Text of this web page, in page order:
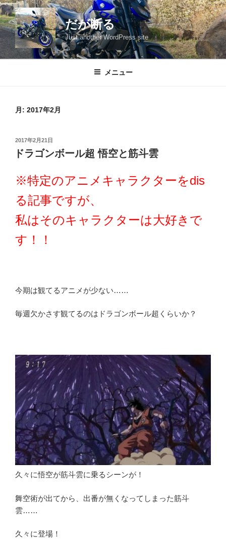
コ
ン
テ
ン
ツ
だが断る
Just another WordPress site
メニュー
月: 2017年2月
投
稿
日:
2017年2月21日
ドラゴンボール超 悟空と筋斗雲
※特定のアニメキャラクターをdis
る記事ですが、
私はそのキャラクターは大好きで
す！！
今期は観てるアニメが少ない……
毎週欠かさす観てるのはドラゴンボール超くらいか？
久々に悟空が筋斗雲に乗るシーンが！
舞空術が出てから、出番が無くなってしまった筋斗
雲……
久々に登場！